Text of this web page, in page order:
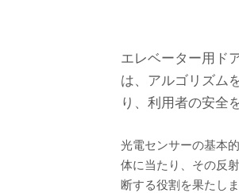
エレベーター用ド
は、アルゴリズム
り、利用者の安全
光電センサーの基本
体に当たり、その反
断する役割を果たし